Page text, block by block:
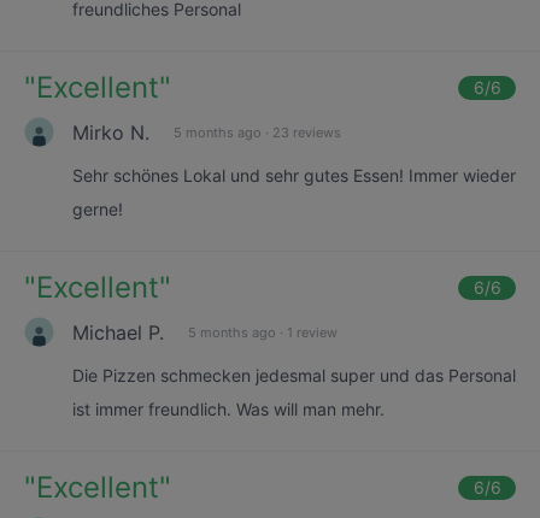
freundliches Personal
"Excellent" 6/6
Mirko N. 5 months ago · 23 reviews
Sehr schönes Lokal und sehr gutes Essen! Immer wieder
gerne!
"Excellent" 6/6
Michael P. 5 months ago · 1 review
Die Pizzen schmecken jedesmal super und das Personal
ist immer freundlich. Was will man mehr.
"Excellent" 6/6